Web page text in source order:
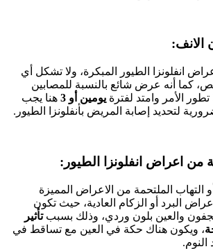
انفلونزا الطيور المبكرة، ولا تشكل أي
كما أنه عرض شائع بالنسبة للمصابين
تطور الأمر وامتد لفترة يومين أو 3
هنا يجب
لتحديد إصابة المريض بأنفلونزا الطيور.
أو التهاب الملتحمة من الاعراض المميزة
البرد أو الزكام العادية، حيث تكون
والعين بلون وردي، وذلك بسبب تأثير
، ويكون هناك حكة في العين مع تساقط في